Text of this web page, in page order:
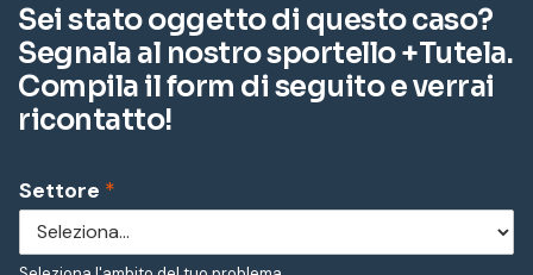
Sei stato oggetto di questo caso?
Segnala al nostrosportello +Tutela.
Compila il form di seguito e verrai
ricontatto!
Settore *